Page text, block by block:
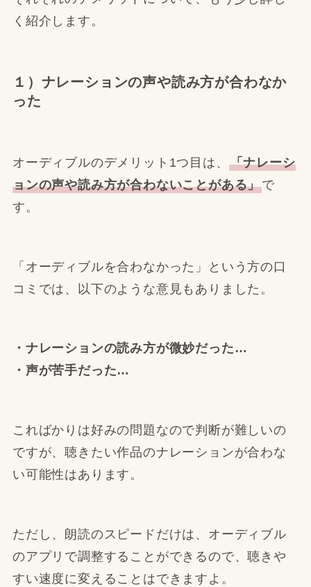
く紹介します。
１）ナレーションの声や読み方が合わなか
った
オーディブルのデメリット1つ目は、 「ナレーシ
ョンの声や読み方が合わないことがある」で
す。
「オーディブルを合わなかった」という方の口
コミでは、以下のような意見もありました。
・ナレーションの読み方が微妙だった…
・声が苦手だった…
こればかりは好みの問題なので判断が難しいの
ですが、聴きたい作品のナレーションが合わな
い可能性はあります。
ただし、朗読のスピードだけは、オーディブル
のアプリで調整することができるので、聴きや
すい速度に変えることはできますよ。